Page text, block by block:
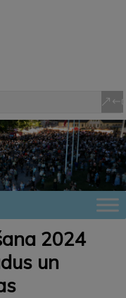
2024
un